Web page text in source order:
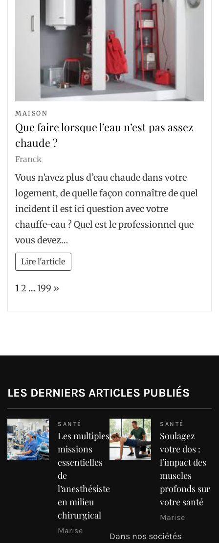
MAISON
Que faire lorsque l’eau n’est pas assez
chaude ?
Franck
Vous n’avez plus d’eau chaude dans votre
logement, de quelle façon connaître de quel
incident il est ici question avec votre
chauffe-eau ? Quel est le professionnel que
vous devez…
Lire l'article
Page:
12 … 199 Next
»
LES DERNIERS ARTICLES PUBLIÉS
SANTÉ
Les multiples
missions
essentielles
de
l’anesthésiste
en milieu
chirurgical
Marise
SANTÉ
Soulagez
votre dos :
l’impact des
muscles
profonds sur
votre santé
Marise
Dans nos sociétés